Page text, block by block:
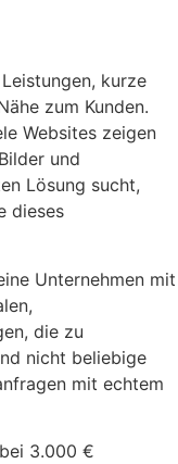
kurze
zum Kunden.
Websites zeigen
und
Lösung sucht,
dieses
Unternehmen mit
die zu
nicht beliebige
mit echtem
3.000 €